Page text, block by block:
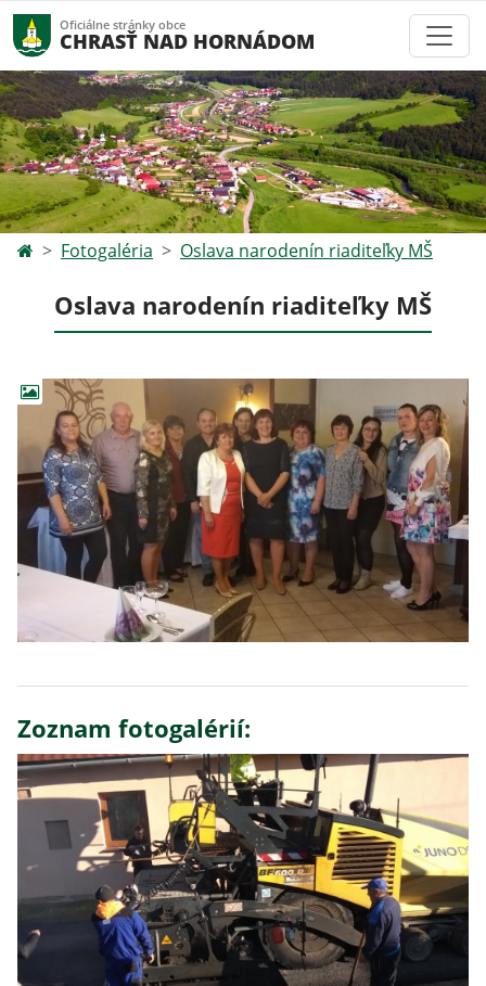
Oficiálne stránky obce
CHRASŤ NAD HORNÁDOM
Fotogaléria Oslava narodenín riaditeľky MŠ
Oslava narodenín riaditeľky MŠ
Zoznam fotogalérií: